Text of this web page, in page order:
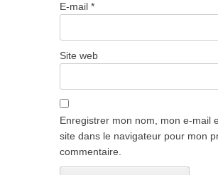
E-mail *
Site web
Enregistrer mon nom, mon e-mail
site dans le navigateur pour mon
commentaire.